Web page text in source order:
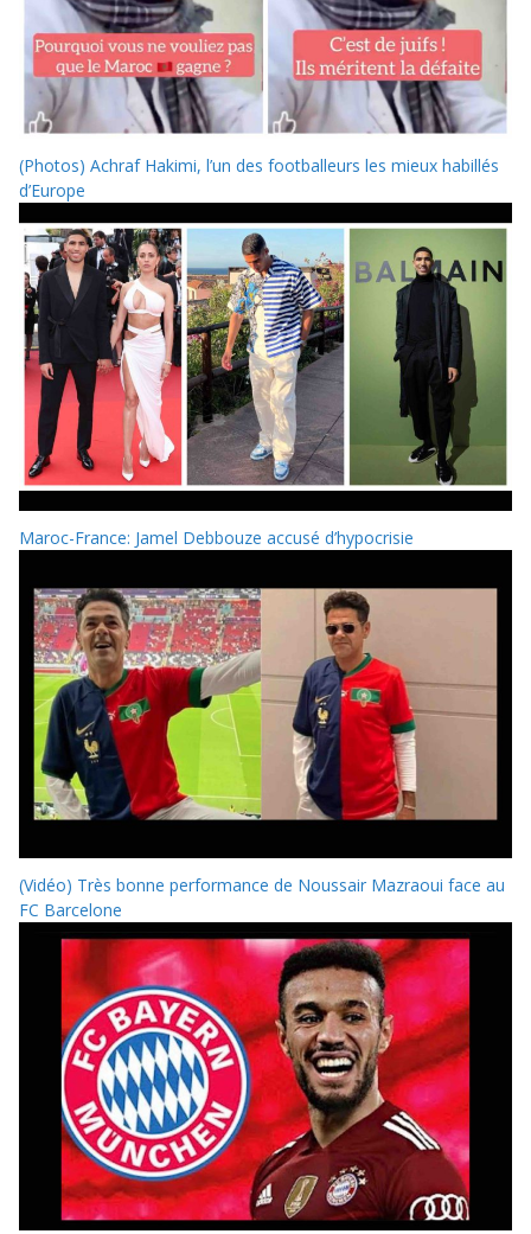
(Photos) Achraf Hakimi, l’un des footballeurs les mieux habillés
d’Europe
Maroc-France: Jamel Debbouze accusé d’hypocrisie
(Vidéo) Très bonne performance de Noussair Mazraoui face au
FC Barcelone